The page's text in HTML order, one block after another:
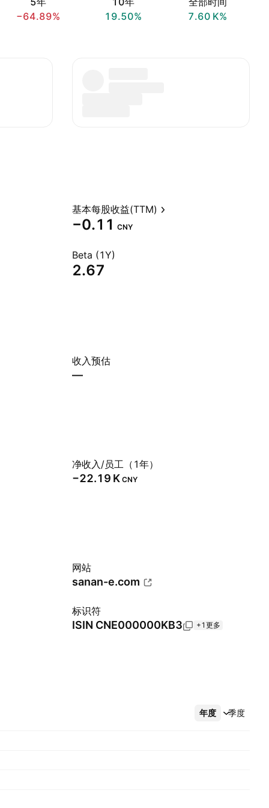
−64.89%
19.50%
‪7.60 K‬%
基本每股收益(TTM)
−0.11 CNY
Beta (1Y)
2.67
收入预估
—
净收入/员工（1年）
‪−22.19 K‬ CNY
网站
sanan-e.com
标识符
ISIN CNE000000KB3 +1更多
年度 季度
更多